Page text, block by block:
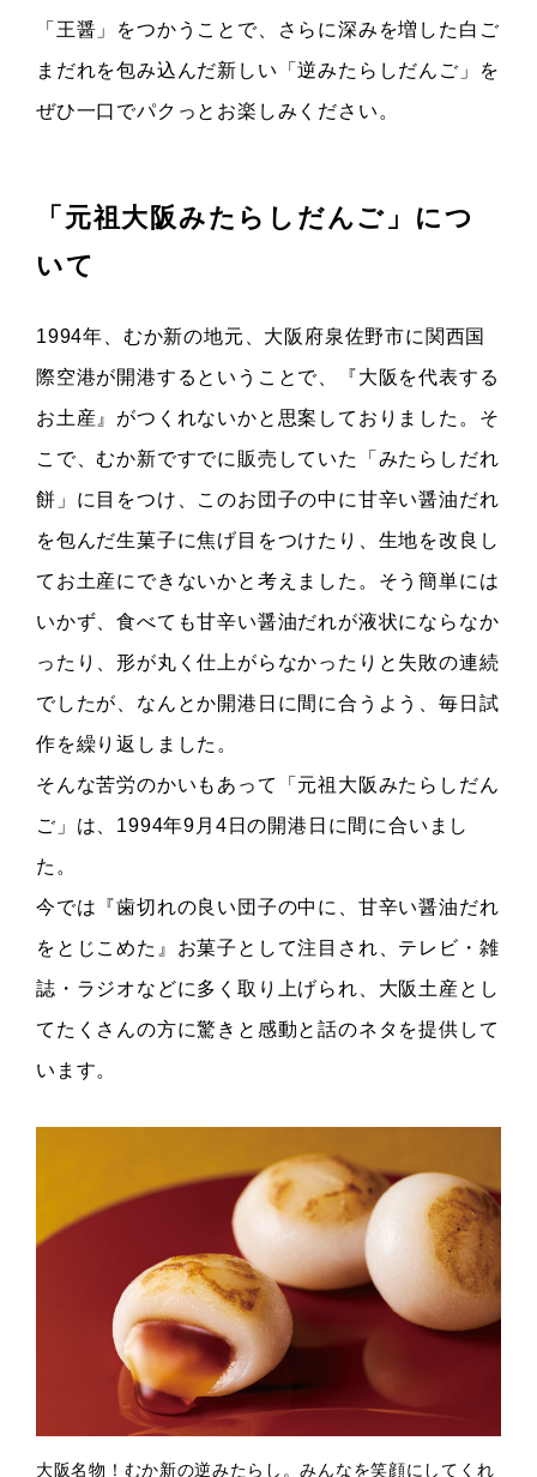
「王醤」をつかうことで、さらに深みを増した白ご
まだれを包み込んだ新しい「逆みたらしだんご」を
ぜひ一口でパクっとお楽しみください。
「元祖大阪みたらしだんご」につ
いて
1994年、むか新の地元、大阪府泉佐野市に関西国
際空港が開港するということで、『大阪を代表する
お土産』がつくれないかと思案しておりました。そ
こで、むか新ですでに販売していた「みたらしだれ
餅」に目をつけ、このお団子の中に甘辛い醤油だれ
を包んだ生菓子に焦げ目をつけたり、生地を改良し
てお土産にできないかと考えました。そう簡単には
いかず、食べても甘辛い醤油だれが液状にならなか
ったり、形が丸く仕上がらなかったりと失敗の連続
でしたが、なんとか開港日に間に合うよう、毎日試
作を繰り返しました。
そんな苦労のかいもあって「元祖大阪みたらしだん
ご」は、1994年9月4日の開港日に間に合いまし
た。
今では『歯切れの良い団子の中に、甘辛い醤油だれ
をとじこめた』お菓子として注目され、テレビ・雑
誌・ラジオなどに多く取り上げられ、大阪土産とし
てたくさんの方に驚きと感動と話のネタを提供して
います。
大阪名物！むか新の逆みたらし。みんなを笑顔にしてくれ